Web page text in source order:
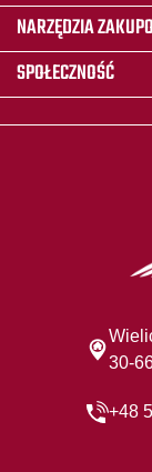
NARZĘDZIA
SPOŁECZNOŚĆ
30-
+48